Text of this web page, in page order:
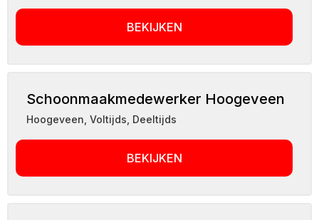
BEKIJKEN
Schoonmaakmedewerker Hoogeveen
Hoogeveen Voltijds, Deeltijds
BEKIJKEN